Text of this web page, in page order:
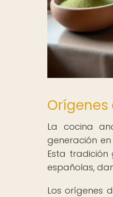
La cocina
generación
Esta
españolas,
Los orígenes